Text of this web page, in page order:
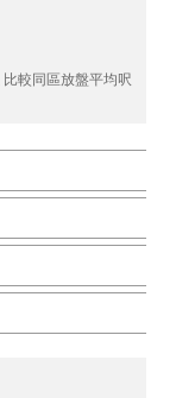
比較同區放盤平均呎